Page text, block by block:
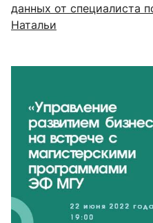
данных от специалиста
Натальи